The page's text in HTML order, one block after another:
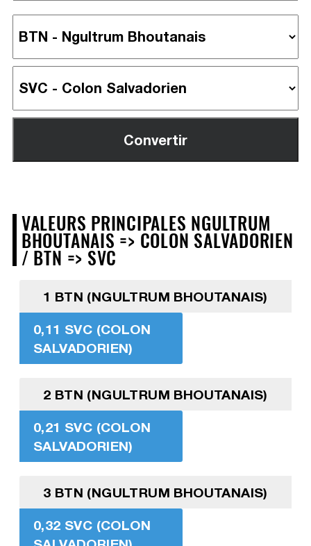
VALEURS PRINCIPALES NGULTRUM
BHOUTANAIS => COLON SALVADORIEN
/ BTN => SVC
1 BTN (NGULTRUM BHOUTANAIS)
0,11 SVC (COLON
SALVADORIEN)
2 BTN (NGULTRUM BHOUTANAIS)
0,21 SVC (COLON
SALVADORIEN)
3 BTN (NGULTRUM BHOUTANAIS)
0,32 SVC (COLON